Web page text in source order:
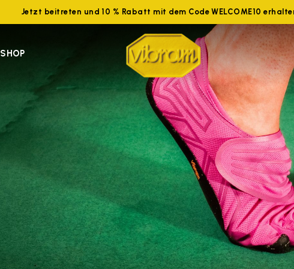
Jetzt beitreten und 10 % Rabatt mit dem Code WELCOME10
SHOP